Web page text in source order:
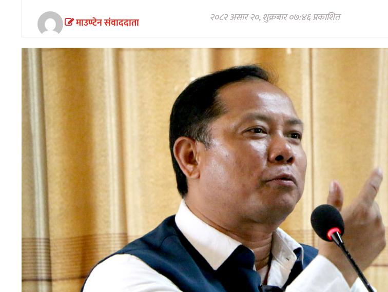
विचार
खेलकुद
थप
माउण्टेन संवाददाता २०८२ असार २०, शुक्रबार ०७:४६ प्रकाशित